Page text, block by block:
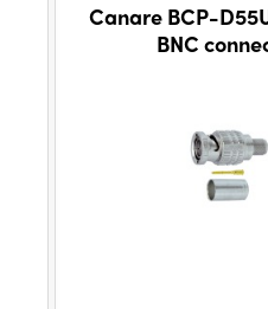
Canare BCP-
BNC